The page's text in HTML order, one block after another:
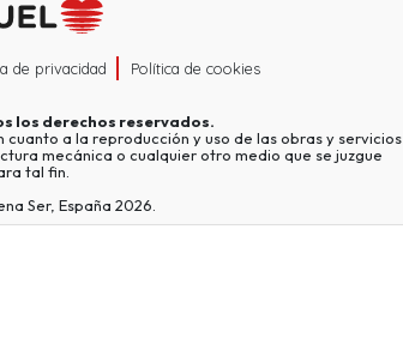
de privacidad Política de cookies
los derechos reservados.
cuanto a la reproducción y uso de las obras y servicios
mecánica o cualquier otro medio que se juzgue
tal fin.
Ser, España 2026.